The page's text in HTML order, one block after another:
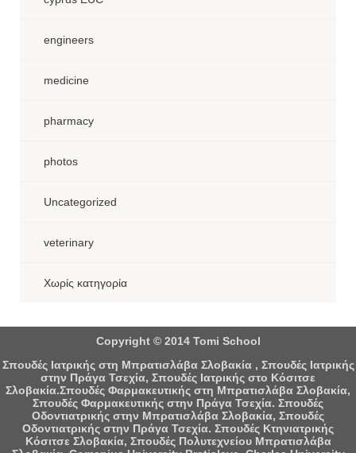
engineers
medicine
pharmacy
photos
Uncategorized
veterinary
Χωρίς κατηγορία
Copyright © 2014 Tomi School
Σπουδές Ιατρικής στη Μπρατισλάβα Σλοβακία , Σπουδές Ιατρικής
στην Πράγα Τσεχία, Σπουδές Ιατρικής στο Κόσιτσε
Σλοβακία.Σπουδές Φαρμακευτικής στη Μπρατισλάβα Σλοβακία,
Σπουδές Φαρμακευτικής στην Πράγα Τσεχία. Σπουδές
Οδοντιατρικής στην Μπρατισλάβα Σλοβακία, Σπουδές
Οδοντιατρικής στην Πράγα Τσεχία. Σπουδές Κτηνιατρικής
Κόσιτσε Σλοβακία, Σπουδές Πολυτεχνείου Μπρατισλάβα